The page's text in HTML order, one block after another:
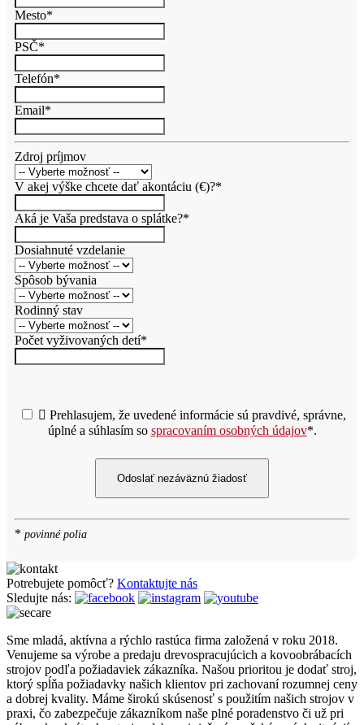
Mesto*
PSČ*
Telefón*
Email*
Zdroj príjmov
V akej výške chcete dať akontáciu (€)?*
Aká je Vaša predstava o splátke?*
Dosiahnuté vzdelanie
Spôsob bývania
Rodinný stav
Počet vyživovaných detí*
 Prehlasujem, že uvedené informácie sú pravdivé, správne,
úplné a súhlasím so spracovaním osobných údajov*.
Odoslať nezáväznú žiadosť
* povinné polia
Potrebujete pomôcť? Kontaktujte nás
Sledujte nás:
Sme mladá, aktívna a rýchlo rastúca firma založená v roku 2018.
Venujeme sa výrobe a predaju drevospracujúcich a kovoobrábacích
strojov podľa požiadaviek zákazníka. Našou prioritou je dodať stroj,
ktorý spĺňa požiadavky našich klientov pri zachovaní rozumnej ceny
a dobrej kvality. Máme širokú skúsenosť s použitím našich strojov v
praxi, čo zabezpečuje zákazníkom naše plné poradenstvo či už pri